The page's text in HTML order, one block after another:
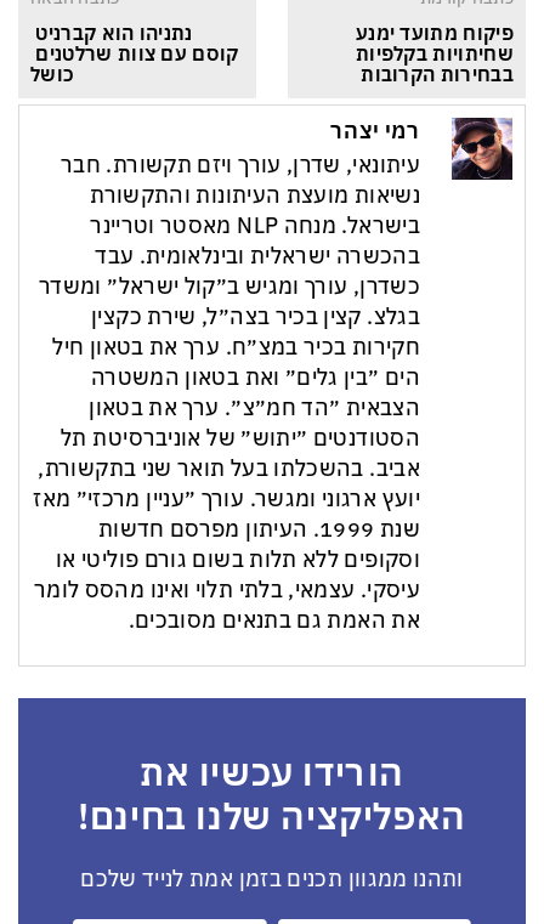
פיקוח מתועד ימנע
שחיתויות בקלפיות
בבחירות הקרובות
נתניהו הוא קברניט
קוסם עם צוות שרלטנים
כושל
רמי יצהר
עיתונאי, שדרן, עורך ויזם תקשורת. חבר
נשיאות מועצת העיתונות והתקשורת
בישראל. מנחה NLP מאסטר וטריינר
בהכשרה ישראלית ובינלאומית. עבד
כשדרן, עורך ומגיש ב״קול ישראל״ ומשדר
בגלצ. קצין בכיר בצה״ל, שירת כקצין
חקירות בכיר במצ״ח. ערך את בטאון חיל
הים ״בין גלים״ ואת בטאון המשטרה
הצבאית ״הד חמ״צ״. ערך את בטאון
הסטודנטים ״יתוש״ של אוניברסיטת תל
אביב. בהשכלתו בעל תואר שני בתקשורת,
יועץ ארגוני ומגשר. עורך ״עניין מרכזי״ מאז
שנת 1999. העיתון מפרסם חדשות
וסקופים ללא תלות בשום גורם פוליטי או
עיסקי. עצמאי, בלתי תלוי ואינו מהסס לומר
את האמת גם בתנאים מסובכים.
הורידו עכשיו את
האפליקציה שלנו בחינם!
ותהנו ממגוון תכנים בזמן אמת לנייד שלכם